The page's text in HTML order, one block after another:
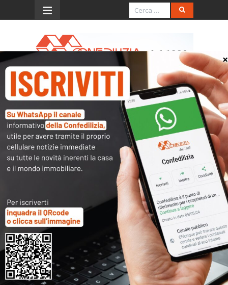
Menu
Brescia Oggi – 5.9.2016 – La
Cgil rilancia la tassa
patrimoniale – Calenda:
“Sono meglio gli incentivi”